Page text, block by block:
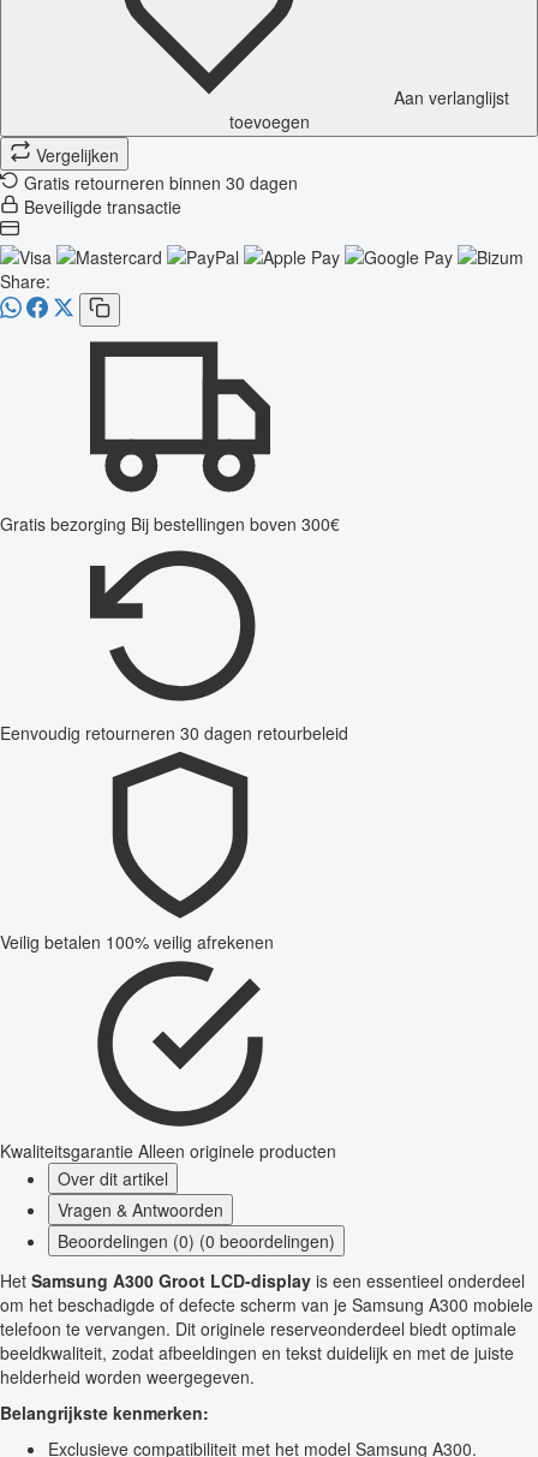
Aan verlanglijst
toevoegen
Vergelijken
Gratis retourneren binnen 30 dagen
Beveiligde transactie
Share:
Gratis bezorging Bij bestellingen boven 300€
Eenvoudig retourneren 30 dagen retourbeleid
Veilig betalen 100% veilig afrekenen
Kwaliteitsgarantie Alleen originele producten
Over dit artikel
Vragen & Antwoorden
Beoordelingen (0) (0 beoordelingen)
Het Samsung A300 Groot LCD-display is een essentieel onderdeel
om het beschadigde of defecte scherm van je Samsung A300 mobiele
telefoon te vervangen. Dit originele reserveonderdeel biedt optimale
beeldkwaliteit, zodat afbeeldingen en tekst duidelijk en met de juiste
helderheid worden weergegeven.
Belangrijkste kenmerken:
Exclusieve compatibiliteit met het model Samsung A300.